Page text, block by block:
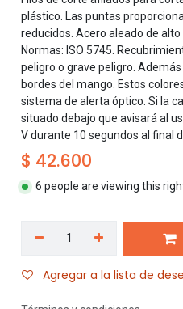
plástico. Las puntas
reducidos. Acero aleado de
Normas: ISO 5745.
peligro o grave peligro.
bordes del mango. Estos
sistema de alerta óptico. Si la
situado debajo que avisará al
V durante 10 segundos al final
$ 42.600
6 people are viewing this
Agregar a la lista de